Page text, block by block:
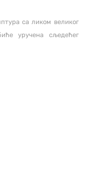
са ликом великог
уручена сљедећег